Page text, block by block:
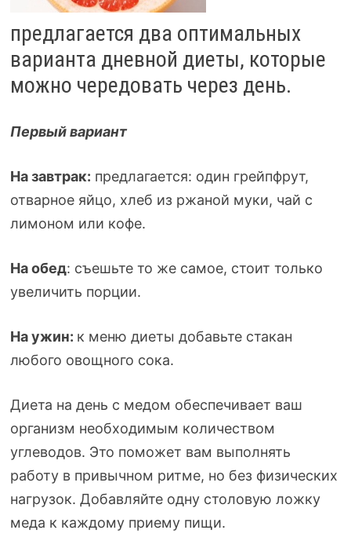
предлагается два оптимальных
варианта дневной диеты, которые
можно чередовать через день.
Первый вариант
На завтрак: предлагается: один грейпфрут,
отварное яйцо, хлеб из ржаной муки, чай с
лимоном или кофе.
На обед: съешьте то же самое, стоит только
увеличить порции.
На ужин: к меню диеты добавьте стакан
любого овощного сока.
Диета на день с медом обеспечивает ваш
организм необходимым количеством
углеводов. Это поможет вам выполнять
работу в привычном ритме, но без физических
нагрузок. Добавляйте одну столовую ложку
меда к каждому приему пищи.